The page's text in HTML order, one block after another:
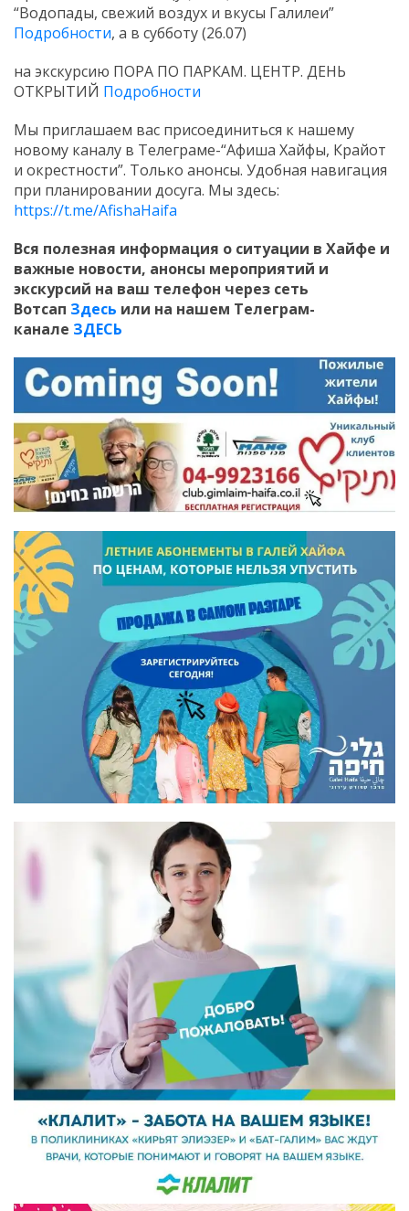
“Водопады, свежий воздух и вкусы Галилеи”
Подробности, а в субботу (26.07)
на экскурсию ПОРА ПО ПАРКАМ. ЦЕНТР. ДЕНЬ
ОТКРЫТИЙ Подробности
Мы приглашаем вас присоединиться к нашему
новому каналу в Телеграме-“Афиша Хайфы, Крайот
и окрестности”. Только анонсы. Удобная навигация
при планировании досуга. Мы здесь:
https://t.me/AfishaHaifa
Вся полезная информация о ситуации в Хайфе и
важные новости, анонсы мероприятий и
экскурсий на ваш телефон через сеть
Вотсап Здесь или на нашем Телеграм-
канале ЗДЕСЬ